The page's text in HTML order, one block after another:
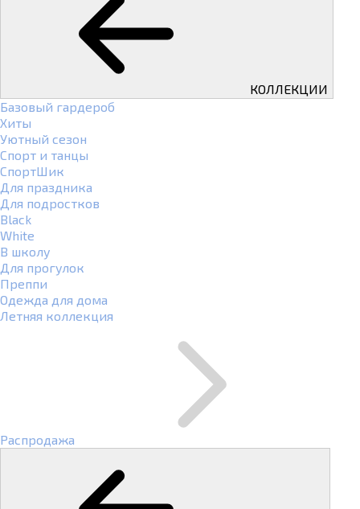
КОЛЛЕКЦИИ
Базовый гардероб
Хиты
Уютный сезон
Спорт и танцы
СпортШик
Для праздника
Для подростков
Black
White
В школу
Для прогулок
Преппи
Одежда для дома
Летняя коллекция
Распродажа